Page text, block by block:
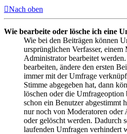
Nach oben
Wie bearbeite oder lösche ich eine
Wie bei den Beiträgen können
ursprünglichen Verfasser, einem
Administrator bearbeitet
bearbeiten, ändere den ersten
immer mit der Umfrage
Stimme abgegeben hat, dann
löschen oder die Umfrageoption
schon ein Benutzer abgestimmt
nur noch von Moderatoren oder
oder gelöscht werden. Dadurch
laufenden Umfragen verhindert